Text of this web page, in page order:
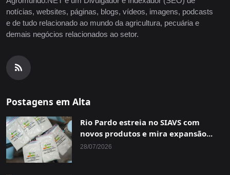
notícias, websites, páginas, blogs, vídeos, imagens, podcasts
e de tudo relacionado ao mundo da agricultura, pecuária e
demais negócios relacionados ao setor.
Postagens em Alta
Rio Pardo estreia no SIAVS com
novos produtos e mira expansão...
28/07/2026